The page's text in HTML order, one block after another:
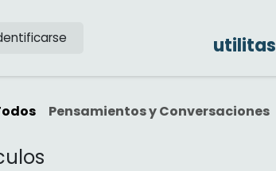
utilitas
Pensamientos y Conversaciones